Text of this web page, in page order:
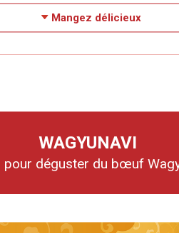
Mangez délicieux
WAGYUNAVI
pour déguster du bœuf